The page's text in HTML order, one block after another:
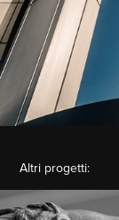
Altri progetti: